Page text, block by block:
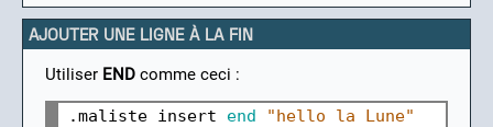
AJOUTER UNE LIGNE À LA FIN
Utiliser END comme ceci :
.maliste insert end "hello la Lune"